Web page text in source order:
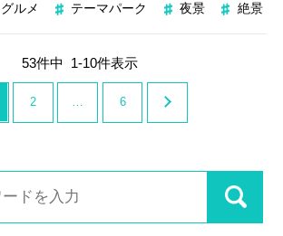
グルメ テーマパーク 夜景 絶景
53件中 1-10件表示
2 … 6